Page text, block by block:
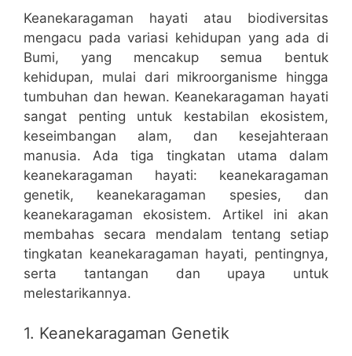
Keanekaragaman hayati atau biodiversitas
mengacu pada variasi kehidupan yang ada di
Bumi, yang mencakup semua bentuk
kehidupan, mulai dari mikroorganisme hingga
tumbuhan dan hewan. Keanekaragaman hayati
sangat penting untuk kestabilan ekosistem,
keseimbangan alam, dan kesejahteraan
manusia. Ada tiga tingkatan utama dalam
keanekaragaman hayati: keanekaragaman
genetik, keanekaragaman spesies, dan
keanekaragaman ekosistem. Artikel ini akan
membahas secara mendalam tentang setiap
tingkatan keanekaragaman hayati, pentingnya,
serta tantangan dan upaya untuk
melestarikannya.
1. Keanekaragaman Genetik